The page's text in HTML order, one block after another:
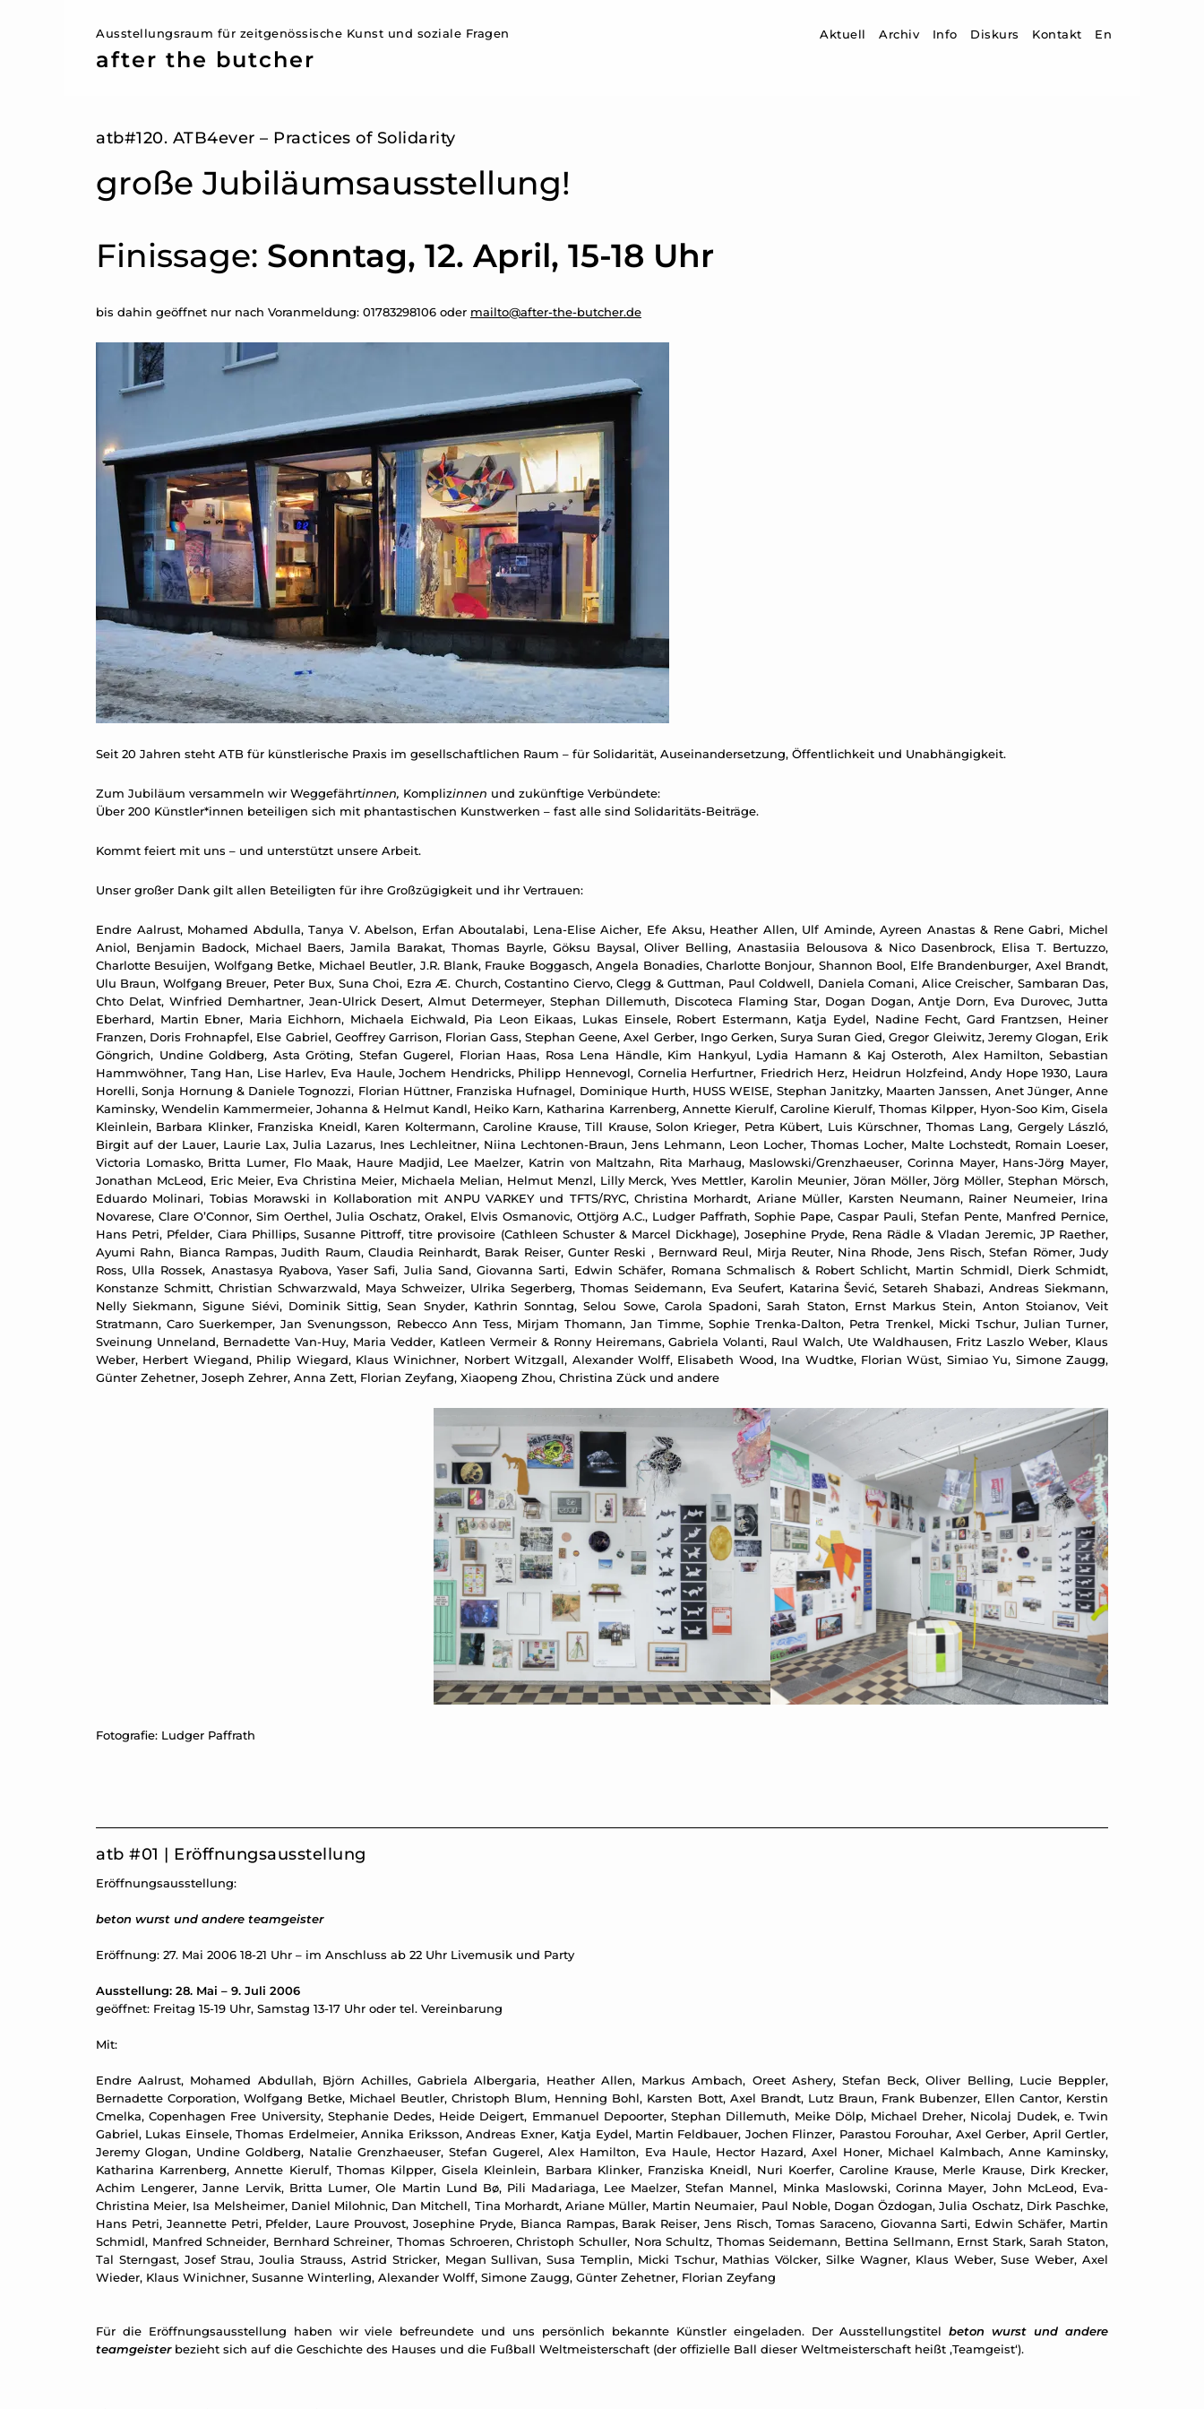
Ausstellungsraum für zeitgenössische Kunst und soziale Fragen
after the butcher
Aktuell Archiv Info Diskurs Kontakt En
atb#120. ATB4ever – Practices of Solidarity
große Jubiläumsausstellung!
Finissage: Sonntag, 12. April, 15-18 Uhr
bis dahin geöffnet nur nach Voranmeldung: 01783298106 oder mailto@after-the-butcher.de
Seit 20 Jahren steht ATB für künstlerische Praxis im gesellschaftlichen Raum – für Solidarität, Auseinandersetzung, Öffentlichkeit und Unabhängigkeit.
Zum Jubiläum versammeln wir Weggefährtinnen, Komplizinnen und zukünftige Verbündete:
Über 200 Künstler*innen beteiligen sich mit phantastischen Kunstwerken – fast alle sind Solidaritäts-Beiträge.
Kommt feiert mit uns – und unterstützt unsere Arbeit.
Unser großer Dank gilt allen Beteiligten für ihre Großzügigkeit und ihr Vertrauen:
Endre Aalrust, Mohamed Abdulla, Tanya V. Abelson, Erfan Aboutalabi, Lena-Elise Aicher, Efe Aksu, Heather Allen, Ulf Aminde, Ayreen Anastas & Rene Gabri, Michel
Aniol, Benjamin Badock, Michael Baers, Jamila Barakat, Thomas Bayrle, Göksu Baysal, Oliver Belling, Anastasiia Belousova & Nico Dasenbrock, Elisa T. Bertuzzo,
Charlotte Besuijen, Wolfgang Betke, Michael Beutler, J.R. Blank, Frauke Boggasch, Angela Bonadies, Charlotte Bonjour, Shannon Bool, Elfe Brandenburger, Axel Brandt,
Ulu Braun, Wolfgang Breuer, Peter Bux, Suna Choi, Ezra Æ. Church, Costantino Ciervo, Clegg & Guttman, Paul Coldwell, Daniela Comani, Alice Creischer, Sambaran Das,
Chto Delat, Winfried Demhartner, Jean-Ulrick Desert, Almut Determeyer, Stephan Dillemuth, Discoteca Flaming Star, Dogan Dogan, Antje Dorn, Eva Durovec, Jutta
Eberhard, Martin Ebner, Maria Eichhorn, Michaela Eichwald, Pia Leon Eikaas, Lukas Einsele, Robert Estermann, Katja Eydel, Nadine Fecht, Gard Frantzsen, Heiner
Franzen, Doris Frohnapfel, Else Gabriel, Geoffrey Garrison, Florian Gass, Stephan Geene, Axel Gerber, Ingo Gerken, Surya Suran Gied, Gregor Gleiwitz, Jeremy Glogan, Erik
Göngrich, Undine Goldberg, Asta Gröting, Stefan Gugerel, Florian Haas, Rosa Lena Händle, Kim Hankyul, Lydia Hamann & Kaj Osteroth, Alex Hamilton, Sebastian
Hammwöhner, Tang Han, Lise Harlev, Eva Haule, Jochem Hendricks, Philipp Hennevogl, Cornelia Herfurtner, Friedrich Herz, Heidrun Holzfeind, Andy Hope 1930, Laura
Horelli, Sonja Hornung & Daniele Tognozzi, Florian Hüttner, Franziska Hufnagel, Dominique Hurth, HUSS WEISE, Stephan Janitzky, Maarten Janssen, Anet Jünger, Anne
Kaminsky, Wendelin Kammermeier, Johanna & Helmut Kandl, Heiko Karn, Katharina Karrenberg, Annette Kierulf, Caroline Kierulf, Thomas Kilpper, Hyon-Soo Kim, Gisela
Kleinlein, Barbara Klinker, Franziska Kneidl, Karen Koltermann, Caroline Krause, Till Krause, Solon Krieger, Petra Kübert, Luis Kürschner, Thomas Lang, Gergely László,
Birgit auf der Lauer, Laurie Lax, Julia Lazarus, Ines Lechleitner, Niina Lechtonen-Braun, Jens Lehmann, Leon Locher, Thomas Locher, Malte Lochstedt, Romain Loeser,
Victoria Lomasko, Britta Lumer, Flo Maak, Haure Madjid, Lee Maelzer, Katrin von Maltzahn, Rita Marhaug, Maslowski/Grenzhaeuser, Corinna Mayer, Hans-Jörg Mayer,
Jonathan McLeod, Eric Meier, Eva Christina Meier, Michaela Melian, Helmut Menzl, Lilly Merck, Yves Mettler, Karolin Meunier, Jöran Möller, Jörg Möller, Stephan Mörsch,
Eduardo Molinari, Tobias Morawski in Kollaboration mit ANPU VARKEY und TFTS/RYC, Christina Morhardt, Ariane Müller, Karsten Neumann, Rainer Neumeier, Irina
Novarese, Clare O’Connor, Sim Oerthel, Julia Oschatz, Orakel, Elvis Osmanovic, Ottjörg A.C., Ludger Paffrath, Sophie Pape, Caspar Pauli, Stefan Pente, Manfred Pernice,
Hans Petri, Pfelder, Ciara Phillips, Susanne Pittroff, titre provisoire (Cathleen Schuster & Marcel Dickhage), Josephine Pryde, Rena Rädle & Vladan Jeremic, JP Raether,
Ayumi Rahn, Bianca Rampas, Judith Raum, Claudia Reinhardt, Barak Reiser, Gunter Reski , Bernward Reul, Mirja Reuter, Nina Rhode, Jens Risch, Stefan Römer, Judy
Ross, Ulla Rossek, Anastasya Ryabova, Yaser Safi, Julia Sand, Giovanna Sarti, Edwin Schäfer, Romana Schmalisch & Robert Schlicht, Martin Schmidl, Dierk Schmidt,
Konstanze Schmitt, Christian Schwarzwald, Maya Schweizer, Ulrika Segerberg, Thomas Seidemann, Eva Seufert, Katarina Šević, Setareh Shabazi, Andreas Siekmann,
Nelly Siekmann, Sigune Siévi, Dominik Sittig, Sean Snyder, Kathrin Sonntag, Selou Sowe, Carola Spadoni, Sarah Staton, Ernst Markus Stein, Anton Stoianov, Veit
Stratmann, Caro Suerkemper, Jan Svenungsson, Rebecco Ann Tess, Mirjam Thomann, Jan Timme, Sophie Trenka-Dalton, Petra Trenkel, Micki Tschur, Julian Turner,
Sveinung Unneland, Bernadette Van-Huy, Maria Vedder, Katleen Vermeir & Ronny Heiremans, Gabriela Volanti, Raul Walch, Ute Waldhausen, Fritz Laszlo Weber, Klaus
Weber, Herbert Wiegand, Philip Wiegard, Klaus Winichner, Norbert Witzgall, Alexander Wolff, Elisabeth Wood, Ina Wudtke, Florian Wüst, Simiao Yu, Simone Zaugg,
Günter Zehetner, Joseph Zehrer, Anna Zett, Florian Zeyfang, Xiaopeng Zhou, Christina Zück und andere
Fotografie: Ludger Paffrath
atb #01 | Eröffnungsausstellung
Eröffnungsausstellung:
beton wurst und andere teamgeister
Eröffnung: 27. Mai 2006 18-21 Uhr – im Anschluss ab 22 Uhr Livemusik und Party
Ausstellung: 28. Mai – 9. Juli 2006
geöffnet: Freitag 15-19 Uhr, Samstag 13-17 Uhr oder tel. Vereinbarung
Mit:
Endre Aalrust, Mohamed Abdullah, Björn Achilles, Gabriela Albergaria, Heather Allen, Markus Ambach, Oreet Ashery, Stefan Beck, Oliver Belling, Lucie Beppler,
Bernadette Corporation, Wolfgang Betke, Michael Beutler, Christoph Blum, Henning Bohl, Karsten Bott, Axel Brandt, Lutz Braun, Frank Bubenzer, Ellen Cantor, Kerstin
Cmelka, Copenhagen Free University, Stephanie Dedes, Heide Deigert, Emmanuel Depoorter, Stephan Dillemuth, Meike Dölp, Michael Dreher, Nicolaj Dudek, e. Twin
Gabriel, Lukas Einsele, Thomas Erdelmeier, Annika Eriksson, Andreas Exner, Katja Eydel, Martin Feldbauer, Jochen Flinzer, Parastou Forouhar, Axel Gerber, April Gertler,
Jeremy Glogan, Undine Goldberg, Natalie Grenzhaeuser, Stefan Gugerel, Alex Hamilton, Eva Haule, Hector Hazard, Axel Honer, Michael Kalmbach, Anne Kaminsky,
Katharina Karrenberg, Annette Kierulf, Thomas Kilpper, Gisela Kleinlein, Barbara Klinker, Franziska Kneidl, Nuri Koerfer, Caroline Krause, Merle Krause, Dirk Krecker,
Achim Lengerer, Janne Lervik, Britta Lumer, Ole Martin Lund Bø, Pili Madariaga, Lee Maelzer, Stefan Mannel, Minka Maslowski, Corinna Mayer, John McLeod, Eva-
Christina Meier, Isa Melsheimer, Daniel Milohnic, Dan Mitchell, Tina Morhardt, Ariane Müller, Martin Neumaier, Paul Noble, Dogan Özdogan, Julia Oschatz, Dirk Paschke,
Hans Petri, Jeannette Petri, Pfelder, Laure Prouvost, Josephine Pryde, Bianca Rampas, Barak Reiser, Jens Risch, Tomas Saraceno, Giovanna Sarti, Edwin Schäfer, Martin
Schmidl, Manfred Schneider, Bernhard Schreiner, Thomas Schroeren, Christoph Schuller, Nora Schultz, Thomas Seidemann, Bettina Sellmann, Ernst Stark, Sarah Staton,
Tal Sterngast, Josef Strau, Joulia Strauss, Astrid Stricker, Megan Sullivan, Susa Templin, Micki Tschur, Mathias Völcker, Silke Wagner, Klaus Weber, Suse Weber, Axel
Wieder, Klaus Winichner, Susanne Winterling, Alexander Wolff, Simone Zaugg, Günter Zehetner, Florian Zeyfang
Für die Eröffnungsausstellung haben wir viele befreundete und uns persönlich bekannte Künstler eingeladen. Der Ausstellungstitelbeton wurst und andere
teamgeisterbezieht sich auf die Geschichte des Hauses und die Fußball Weltmeisterschaft (der offizielle Ball dieser Weltmeisterschaft heißt ‚Teamgeist‘).